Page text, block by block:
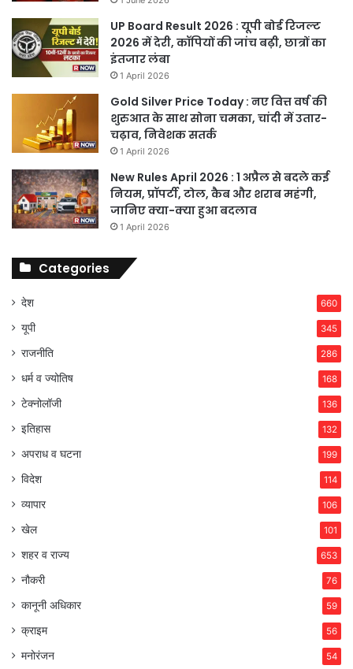
UP Board Result 2026 : यूपी बोर्ड रिजल्ट
2026 में देरी, कॉपियों की जांच बढ़ी, छात्रों का
इंतजार लंबा
1 April 2026
Gold Silver Price Today : नए वित्त वर्ष की
शुरुआत के साथ सोना चमका, चांदी में उतार-
चढ़ाव, निवेशक सतर्क
1 April 2026
New Rules April 2026 : 1 अप्रैल से बदले कई
नियम, प्रॉपर्टी, टोल, कैब और शराब महंगी,
जानिए क्या-क्या हुआ बदलाव
1 April 2026
Categories
देश 660
यूपी 345
राजनीति 286
धर्म व ज्योतिष 168
टेक्नोलॉजी 136
इतिहास 132
अपराध व घटना 199
विदेश 114
व्यापार 106
खेल 101
शहर व राज्य 653
नौकरी 76
कानूनी अधिकार 59
क्राइम 56
मनोरंजन 54